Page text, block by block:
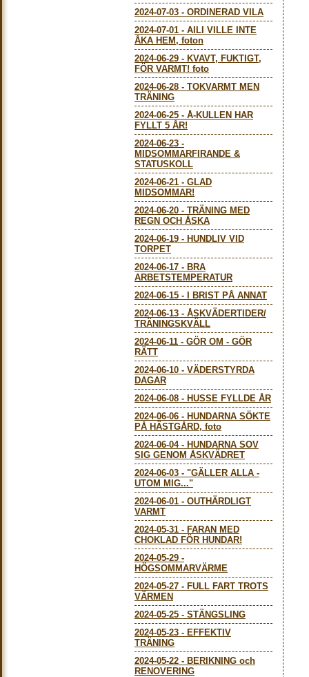
2024-07-03 - ORDINERAD VILA
2024-07-01 - AILI VILLE INTE
ÅKA HEM, foton
2024-06-29 - KVAVT, FUKTIGT,
FÖR VARMT! foto
2024-06-28 - TOKVARMT MEN
TRÄNING
2024-06-25 - Å-KULLEN HAR
FYLLT 5 ÅR!
2024-06-23 -
MIDSOMMARFIRANDE &
STATUSKOLL
2024-06-21 - GLAD
MIDSOMMAR!
2024-06-20 - TRÄNING MED
REGN OCH ÅSKA
2024-06-19 - HUNDLIV VID
TORPET
2024-06-17 - BRA
ARBETSTEMPERATUR
2024-06-15 -
I BRIST PÅ ANNAT
2024-06-13 - ÅSKVÄDERTIDER/
TRÄNINGSKVÄLL
2024-06-11 - GÖR OM - GÖR
RÄTT
2024-06-10 - VÄDERSTYRDA
DAGAR
2024-06-08 - HUSSE FYLLDE ÅR
2024-06-06 - HUNDARNA SÖKTE
PÅ HÄSTGÅRD, foto
2024-06-04- HUNDARNA SOV
SIG GENOM ÅSKVÄDRET
2024-06-03 - "GÄLLER ALLA -
UTOM MIG..."
2024-06-01 - OUTHÄRDLIGT
VARMT
2024-05-31 - FARAN MED
CHOKLAD FÖR HUNDAR!
2024-05-29 -
HÖGSOMMARVÄRME
2024-05-27 - FULL FART TROTS
VÄRMEN
2024-05-25 - STÄNGSLING
2024-05-23 - EFFEKTIV
TRÄNING
2024-05-22 - BERIKNING och
RENOVERING